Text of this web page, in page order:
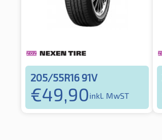
205/55R16 91V
€49,90inkl. MwST